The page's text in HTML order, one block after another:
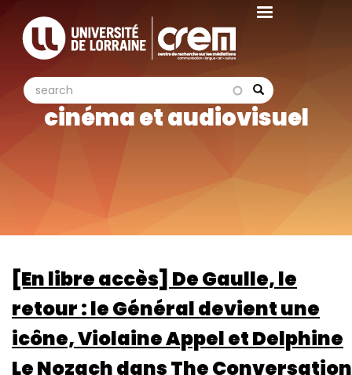
contenu
Search
search search
cinéma et audiovisuel
[En libre accès] De Gaulle, le
retour : le Général devient une
icône, Violaine Appel et Delphine
Le Nozach dans The Conversation